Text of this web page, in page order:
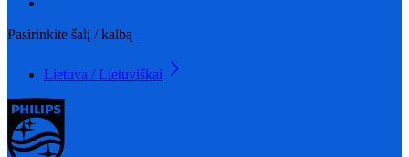
Pasirinkite šalį / kalbą
Lietuva / Lietuviškai